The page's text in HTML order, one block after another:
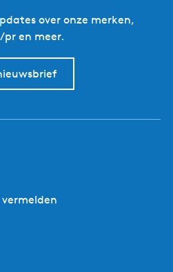
over onze merken,
en meer.